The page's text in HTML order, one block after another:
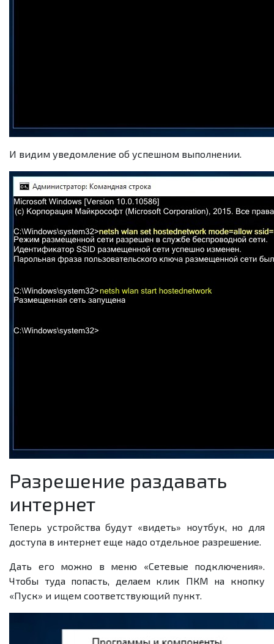
И видим уведомление об успешном выполнении.
Разрешение раздавать
интернет
Теперь устройства будут «видеть» ноутбук, но для
доступа в интернет еще надо отдельное разрешение.
Дать его можно в меню «Сетевые подключения».
Чтобы туда попасть, делаем клик ПКМ на кнопку
«Пуск» и ищем соответствующий пункт.